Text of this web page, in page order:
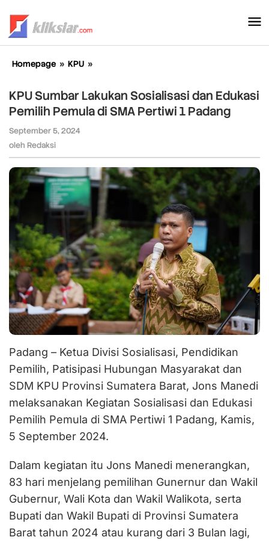
konten
Homepage » KPU »
Lakukan
Sosialisasi
dan
di
SMA
Pertiwi
1
Padang
KPU Sumbar Lakukan Sosialisasi dan Edukasi
Pemilih Pemula di SMA Pertiwi 1 Padang
September 5, 2024
oleh Redaksi
Padang – Ketua Divisi Sosialisasi, Pendidikan
Pemilih, Patisipasi Hubungan Masyarakat dan
SDM KPU Provinsi Sumatera Barat, Jons Manedi
melaksanakan Kegiatan Sosialisasi dan Edukasi
Pemilih Pemula di SMA Pertiwi 1 Padang, Kamis,
5 September 2024.
Dalam kegiatan itu Jons Manedi menerangkan,
83 hari menjelang pemilihan Gunernur dan Wakil
Gubernur, Wali Kota dan Wakil Walikota, serta
Bupati dan Wakil Bupati di Provinsi Sumatera
Barat tahun 2024 atau kurang dari 3 Bulan lagi,